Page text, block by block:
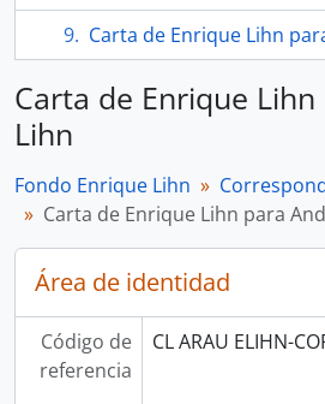
Carta de Enrique Lihn
Carta de Enrique
Lihn
Fondo Enrique Lihn
Carta de Enrique Lihn para
Área de identidad
Código de
referencia
CL ARAU ELIHN-